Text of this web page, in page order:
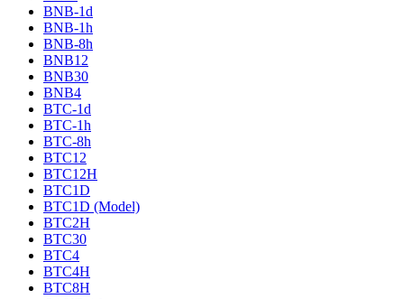
BNB-1d
BNB-1h
BNB-8h
BNB12
BNB30
BNB4
BTC-1d
BTC-1h
BTC-8h
BTC12
BTC12H
BTC1D
BTC1D (Model)
BTC2H
BTC30
BTC4
BTC4H
BTC8H